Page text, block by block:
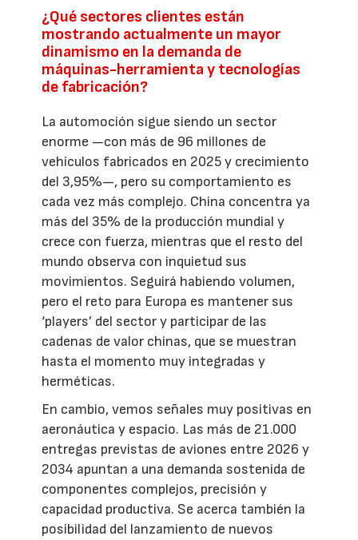
¿Qué sectores clientes están
mostrando actualmente un mayor
dinamismo en la demanda de
máquinas-herramienta y tecnologías
de fabricación?
La automoción sigue siendo un sector
enorme —con más de 96 millones de
vehículos fabricados en 2025 y crecimiento
del 3,95%—, pero su comportamiento es
cada vez más complejo. China concentra ya
más del 35% de la producción mundial y
crece con fuerza, mientras que el resto del
mundo observa con inquietud sus
movimientos. Seguirá habiendo volumen,
pero el reto para Europa es mantener sus
‘players’ del sector y participar de las
cadenas de valor chinas, que se muestran
hasta el momento muy integradas y
herméticas.
En cambio, vemos señales muy positivas en
aeronáutica y espacio. Las más de 21.000
entregas previstas de aviones entre 2026 y
2034 apuntan a una demanda sostenida de
componentes complejos, precisión y
capacidad productiva. Se acerca también la
posibilidad del lanzamiento de nuevos